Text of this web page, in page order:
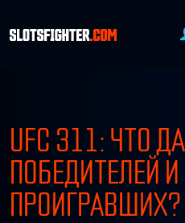
UFC 311: ЧТО
ПОБЕДИТЕЛЕЙ И
ПРОИГРАВШИХ?